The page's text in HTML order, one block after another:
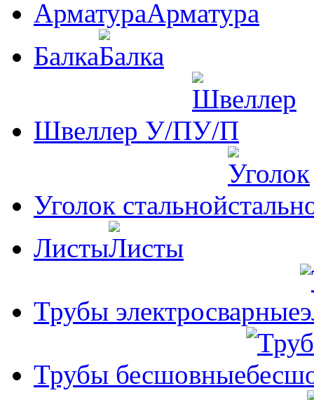
Арматура
Балка
Швеллер У/П
Уголок стальной
Листы
Трубы электросварные
Трубы бесшовные